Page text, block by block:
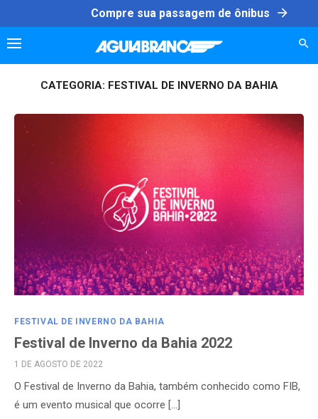
to
content
Compre sua passagem de ônibus arrow_forward
CATEGORIA: FESTIVAL DE INVERNO DA BAHIA
FESTIVAL DE INVERNO DA BAHIA
Festival de Inverno da Bahia 2022
POSTED
1 DE AGOSTO DE 2022
O Festival de Inverno da Bahia, também conhecido como FIB,
é um evento musical que ocorre […]